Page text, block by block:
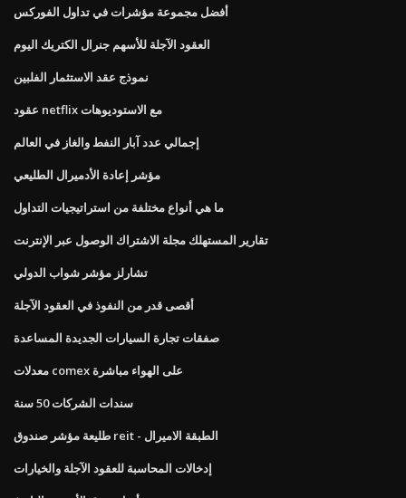
أفضل مجموعة مؤشرات في تداول الفوركس
العقود الآجلة للأسهم جنرال الكتريك اليوم
نموذج عقد الاستثمار الفلبين
عقود netflix مع الاستوديوهات
إجمالي عدد آبار النفط والغاز في العالم
مؤشر إعادة الأدميرال الطليعي
ما هي أنواع مختلفة من استراتيجيات التداول
تقارير المستهلك مجلة الاشتراك الوصول عبر الإنترنت
تشارلز مؤشر شواب الدولي
أقصى قدر من النفوذ في العقود الآجلة
صفقات تجارة السيارات الجديدة المساعدة
معدلات comex على الهواء مباشرة
سندات الشركات 50 سنة
طليعة مؤشر صندوق reit - الطبقة الاميرال
إدخالات المحاسبة للعقود الآجلة والخيارات